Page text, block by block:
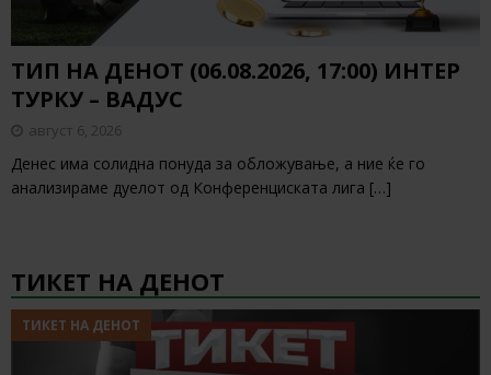
ТИП НА ДЕНОТ (06.08.2026, 17:00) ИНТЕР
ТУРКУ – ВАДУС
август 6, 2026
Денес има солидна понуда за обложување, а ние ќе го
анализираме дуелот од Конференциската лига […]
ТИКЕТ НА ДЕНОТ
ТИКЕТ НА ДЕНОТ